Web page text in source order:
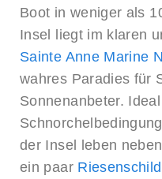
Boot in weniger als
Insel liegt im klaren
Sainte Anne Marine
wahres Paradies für
Sonnenanbeter.
der Insel leben
ein paar